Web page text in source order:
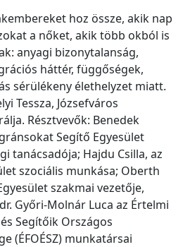
hoz össze, akik nap
a nőket, akik több okból is
anyagi bizonytalanság,
háttér, függőségek,
sérülékeny élethelyzet miatt.
Tessza, Józsefváros
Résztvevők: Benedek
Segítő Egyesület
tanácsadója; Hajdu Csilla, az
szociális munkása; Oberth
szakmai vezetője,
Győri-Molnár Luca az Értelmi
Segítőik Országos
(ÉFOÉSZ) munkatársai